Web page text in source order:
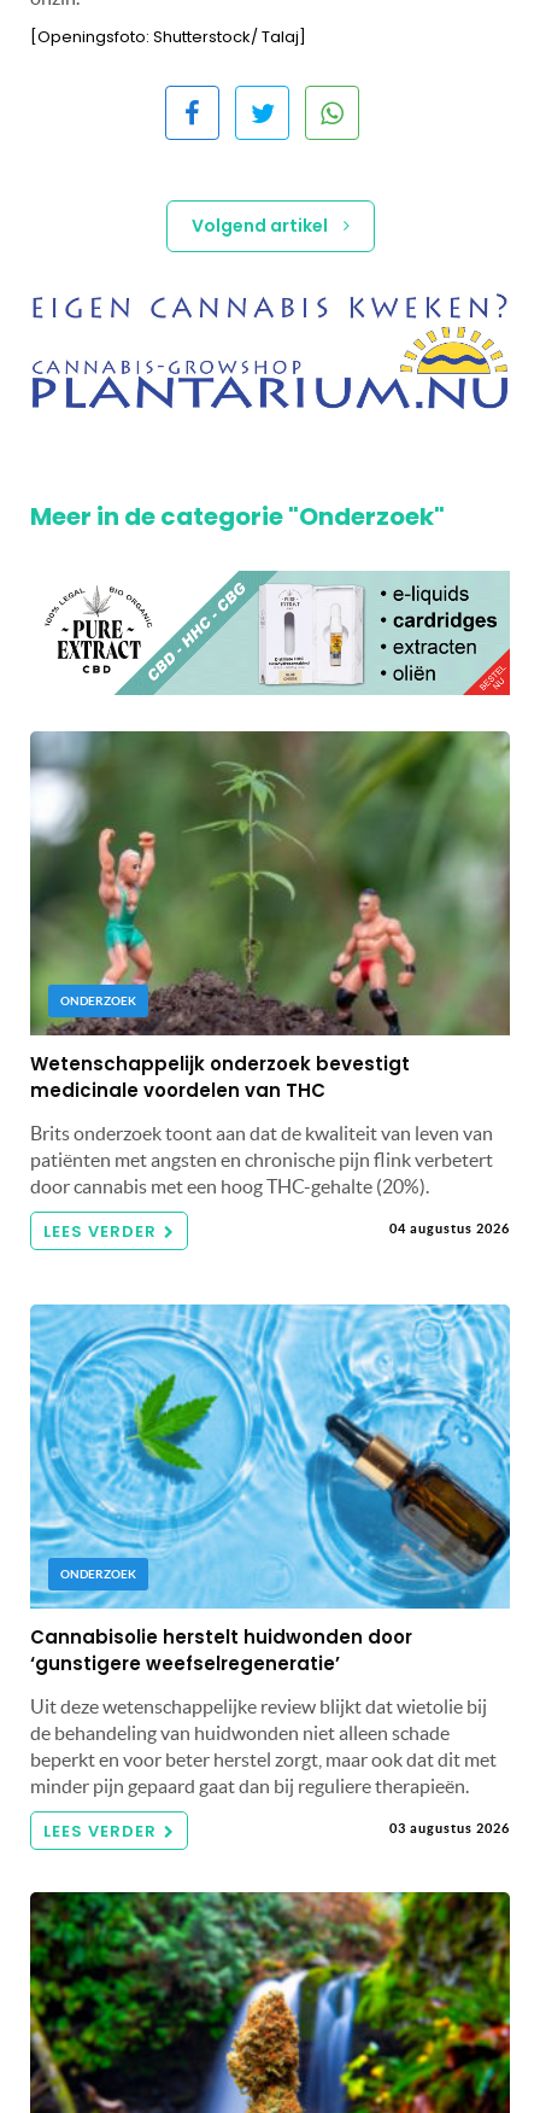
[Openingsfoto: Shutterstock/ Talaj]
Volgend artikel
Meer in de categorie "Onderzoek"
ONDERZOEK
Wetenschappelijk onderzoek bevestigt
medicinale voordelen van THC
Brits onderzoek toont aan dat de kwaliteit van leven van
patiënten met angsten en chronische pijn flink verbetert
door cannabis met een hoog THC-gehalte (20%).
LEES VERDER 04 augustus 2026
ONDERZOEK
Cannabisolie herstelt huidwonden door
‘gunstigere weefselregeneratie’
Uit deze wetenschappelijke review blijkt dat wietolie bij
de behandeling van huidwonden niet alleen schade
beperkt en voor beter herstel zorgt, maar ook dat dit met
minder pijn gepaard gaat dan bij reguliere therapieën.
LEES VERDER 03 augustus 2026